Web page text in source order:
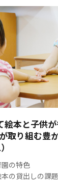
絵本と子供
取り組む豊
の特色
の貸出しの課題